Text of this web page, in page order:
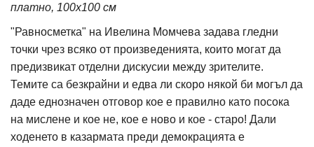
платно, 100х100 см
"Равносметка" на Ивелина Момчева задава гледни
точки чрез всяко от произведенията, които могат да
предизвикат отделни дискусии между зрителите.
Темите са безкрайни и едва ли скоро някой би могъл да
даде еднозначен отговор кое е правилно като посока
на мислене и кое не, кое е ново и кое - старо! Дали
ходенето в казармата преди демокрацията е